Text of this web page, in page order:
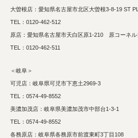
大曽根店：愛知県名古屋市北区大曽根3-8-19 ST
TEL：0120-462-512
原店：愛知県名古屋市天白区原1-210 原コーネル
TEL：0120-462-511
＜岐阜＞
可児店：岐阜県可児市下恵土2969-3
TEL：0574-49-8552
美濃加茂店：岐阜県美濃加茂市中部台1-3-1
TEL：0574-49-8552
各務原店：岐阜県各務原市前渡東町3丁目108